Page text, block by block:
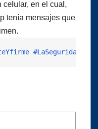
celular, en el cual,
tenía mensajes que